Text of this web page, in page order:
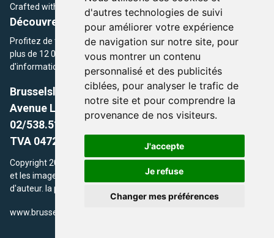
d'autres technologies de suivi
pour améliorer votre expérience
de navigation sur notre site, pour
vous montrer un contenu
personnalisé et des publicités
ciblées, pour analyser le trafic de
notre site et pour comprendre la
provenance de nos visiteurs.
J'accepte
Je refuse
Changer mes préférences
Crafted with by Brusselslife Team
Découvrez plus de 12 000 adresses et événements
Profitez de toutes les sections de BrusselsLife.be et découvrez
plus de 12 000 adresses et un grand choix d'événements,
d'informations et de conseils et astuces de notre écriture.
Brusselslife.be
Avenue Louise, 500 -1050 Ixelles, Brussels,
02/538.51.49.
TVA 0472.281.221
Copyright 2026 © Brusselslife.be Tous droits réservés. Le contenu
et les images utilisés sur ce site sont protégés par le droit
d'auteur. la propriétaires respectifs.
www.brusselsLife.be